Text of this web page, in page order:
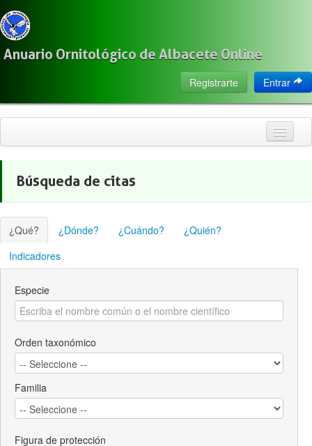
Anuario Ornitológico de Albacete Online
Entrar
Registrarte
Citas
Localización
Observadores
Acerca de
Búsqueda de citas
¿Qué? ¿Dónde? ¿Cuándo?
¿Quién?
Indicadores
Especie
Orden taxonómico
Familia
Figura de protección